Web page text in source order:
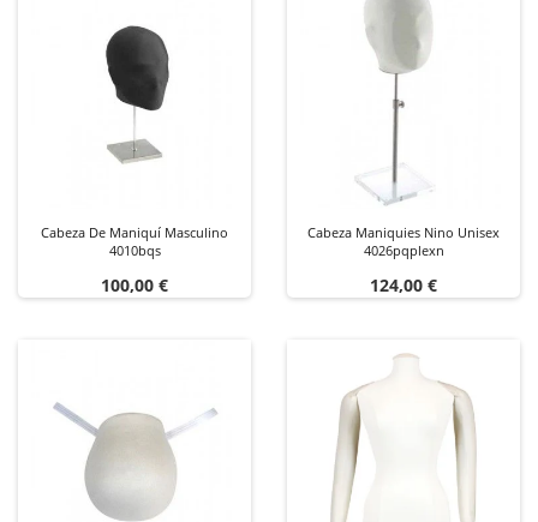
Cabeza De Maniquí Masculino
4010bqs
Precio
100,00 €
Cabeza Maniquies Nino Unisex
4026pqplexn
Precio
124,00 €